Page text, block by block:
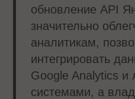
обновление API
значительно
аналитикам,
интегрировать
Google Analytics
системами, а